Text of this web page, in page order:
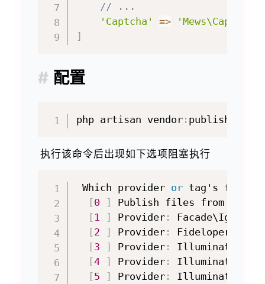
// ...
'Captcha'
=>
]
配置
php artisan vendor:
执行该命令后出现如下选项阻塞执行
Which provider or tag's files
[0 ]
Publish files from all
[ 1 ] Provider:
[2 ] Provider:
[3 ] Provider:
[4 ] Provider:
[5 ] Provider: